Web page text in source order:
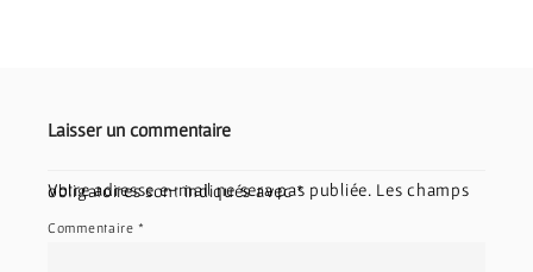
Laisser un commentaire
Votre adresse e-mail ne sera pas publiée.
Les champs obligatoires sont indiqués avec*
Commentaire*